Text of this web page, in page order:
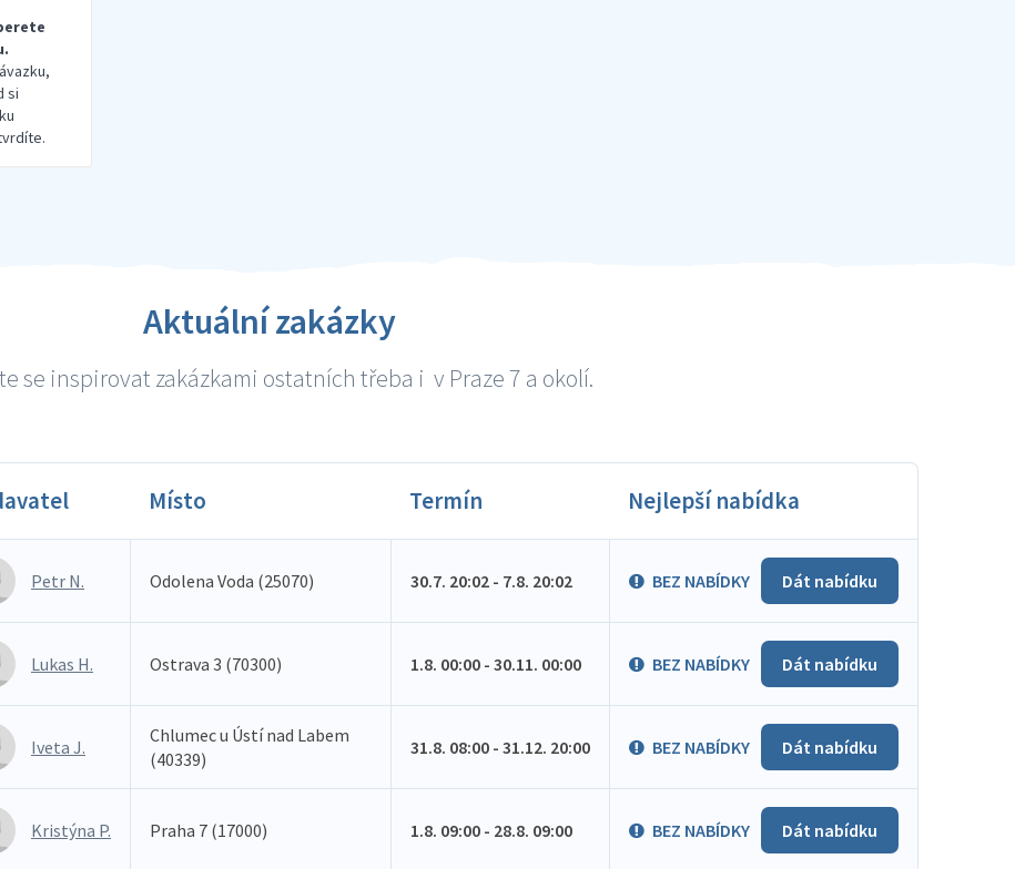
si
Aktuální zakázky
se inspirovat zakázkami ostatních třeba i v Praze 7 a okolí.
Místo Termín Nejlepší nabídka
Petr N. Odolena Voda (25070) 30.7. 20:02 - 7.8. 20:02 BEZ NABÍDKY Dát nabídku
Lukas H. Ostrava 3 (70300) 1.8. 00:00 - 30.11. 00:00 BEZ NABÍDKY Dát nabídku
Iveta J.
Chlumec u Ústí nad Labem
(40339)
31.8. 08:00 - 31.12. 20:00 BEZ NABÍDKY Dát nabídku
Kristýna P. Praha 7 (17000) 1.8. 09:00 - 28.8. 09:00 BEZ NABÍDKY Dát nabídku